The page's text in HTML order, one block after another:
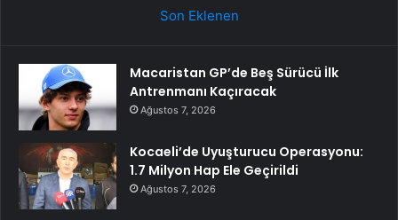
Son Eklenen
Macaristan GP’de Beş Sürücü İlk
Antrenmanı Kaçıracak
Ağustos 7, 2026
Kocaeli’de Uyuşturucu Operasyonu:
1.7 Milyon Hap Ele Geçirildi
Ağustos 7, 2026